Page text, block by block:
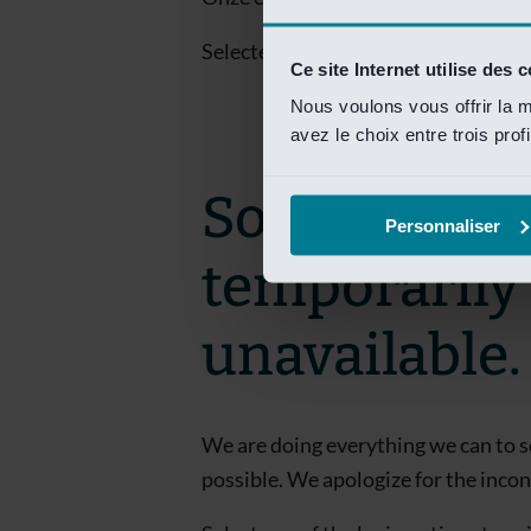
Ce site Internet utilise des
Nous voulons vous offrir la
avez le choix entre trois
Personnaliser
Selecteer een van de login opties
Sorry! This
temporarily
unavailable.
We are doing everything we can to
possible. We apologize for the